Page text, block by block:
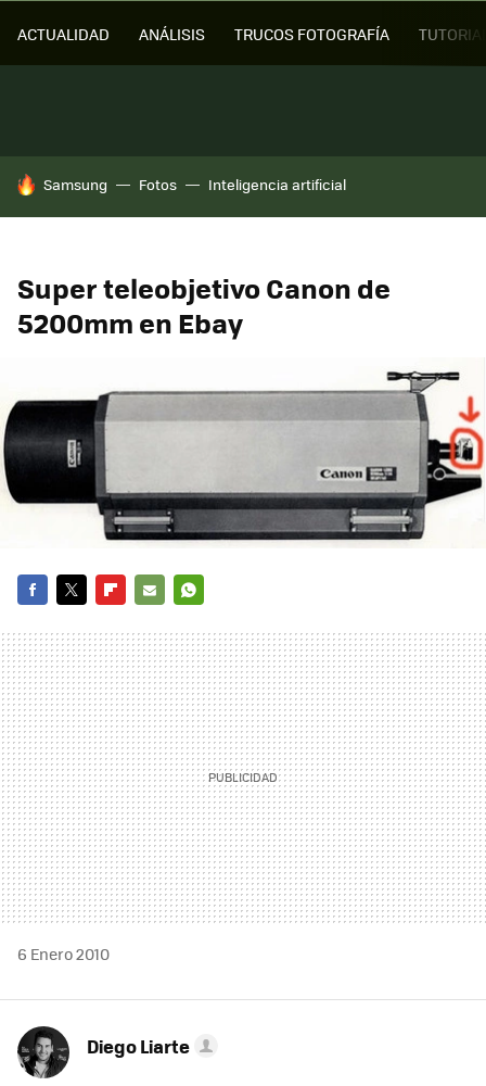
ACTUALIDAD ANÁLISIS TRUCOS FOTOGRAFÍA
HOY SE HABLA DE
Samsung Fotos Inteligencia artificial
Super teleobjetivo Canon de
5200mm en Ebay
MAIL
6 Enero 2010
Diego Liarte